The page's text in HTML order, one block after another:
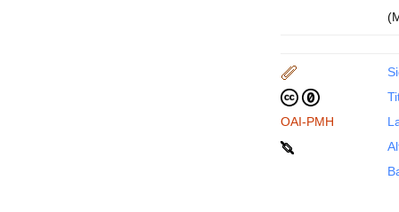
OAI-PMH